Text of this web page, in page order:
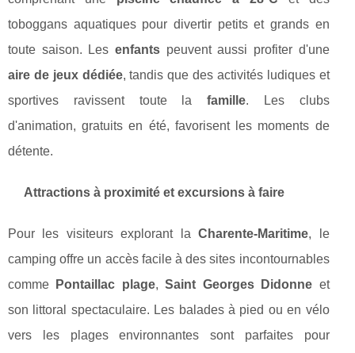
toboggans aquatiques pour divertir petits et grands en
toute saison. Les enfantspeuvent aussi profiter d'une
aire de jeux dédiée, tandis que des activités ludiques et
sportives ravissent toute lafamille. Les clubs
d'animation, gratuits en été, favorisent les moments de
détente.
Attractions à proximité et excursions à faire
Pour les visiteurs explorant laCharente-Maritime, le
camping offre un accès facile à des sites incontournables
comme
Pontaillac plage,Saint Georges Didonne et
son littoral spectaculaire. Les balades à pied ou en vélo
vers les plages environnantes sont parfaites pour